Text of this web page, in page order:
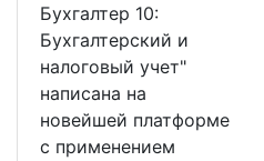
Бухгалтер 10:
Бухгалтерский и
налоговый учет"
написана на
новейшей платформе
с применением